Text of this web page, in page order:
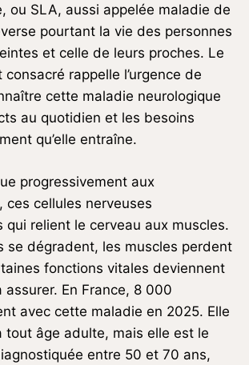
ou SLA, aussi appelée maladie de
pourtant la vie des personnes
et celle de leurs proches. Le
rappelle l’urgence de
cette maladie neurologique
au quotidien et les besoins
qu’elle entraîne.
progressivement aux
ces cellules nerveuses
qui relient le cerveau aux muscles.
se dégradent, les muscles perdent
fonctions vitales deviennent
En France, 8 000
avec cette maladie en 2025. Elle
tout âge adulte, mais elle est le
entre 50 et 70 ans,